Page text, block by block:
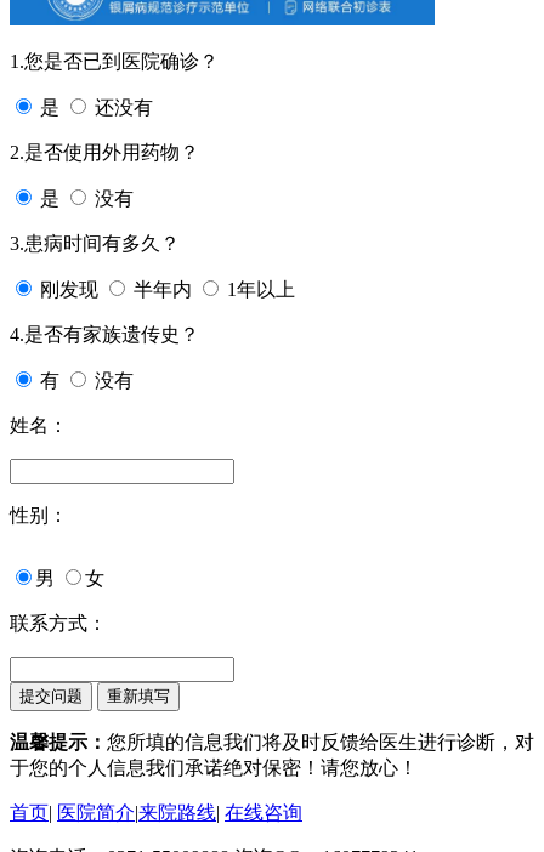
1.您是否已到医院确诊？
是 还没有
2.是否使用外用药物？
是 没有
3.患病时间有多久？
刚发现 半年内 1年以上
4.是否有家族遗传史？
有 没有
姓名：
性别：
男 女
联系方式：
温馨提示： 您所填的信息我们将及时反馈给医生进行诊断，对
于您的个人信息我们承诺绝对保密！请您放心！
首页| 医院简介|来院路线| 在线咨询